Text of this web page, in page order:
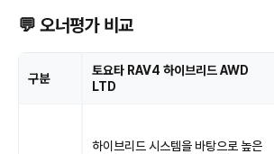
💬 오너평가 비교
구분
토요타 RAV4 하이브리드 AWD
LTD
하이브리드 시스템을 바탕으로 높은